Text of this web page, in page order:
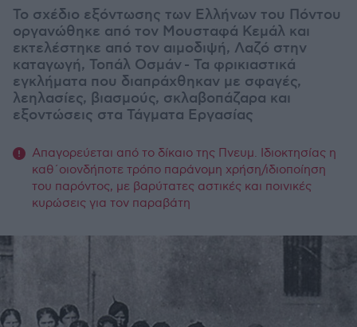
Το σχέδιο εξόντωσης των Ελλήνων του Πόντου
οργανώθηκε από τον Μουσταφά Κεμάλ και
εκτελέστηκε από τον αιμοδιψή, Λαζό στην
καταγωγή, Τοπάλ Οσμάν - Τα φρικιαστικά
εγκλήματα που διαπράχθηκαν με σφαγές,
λεηλασίες, βιασμούς, σκλαβοπάζαρα και
εξοντώσεις στα Τάγματα Εργασίας
Απαγορεύεται από το δίκαιο της Πνευμ. Ιδιοκτησίας η
καθ΄οιονδήποτε τρόπο παράνομη χρήση/ιδιοποίηση
του παρόντος, με βαρύτατες αστικές και ποινικές
κυρώσεις για τον παραβάτη